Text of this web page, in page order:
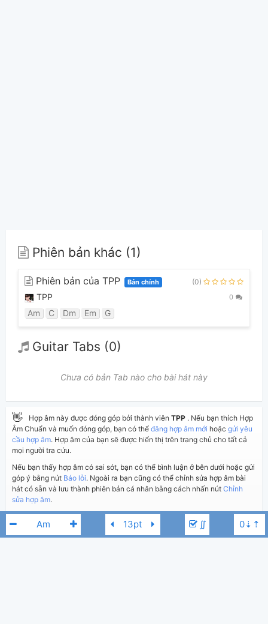
∬
Phiên bản khác (1)
Phiên bản của TPP Bản chính (0)
TPP 0
Am C Dm Em G
Guitar Tabs (0)
Chưa có bản Tab nào cho bài hát này
👋 Hợp âm này được đóng góp bởi thành viên TPP . Nếu bạn thích Hợp
Âm Chuẩn và muốn đóng góp, bạn có thể đăng hợp âm mới hoặc gửi yêu
cầu hợp âm. Hợp âm của bạn sẽ được hiển thị trên trang chủ cho tất cả
mọi người tra cứu.
Nếu bạn thấy hợp âm có sai sót, bạn có thể bình luận ở bên dưới hoặc gửi
góp ý bằng nút Báo lỗi. Ngoài ra bạn cũng có thể chỉnh sửa hợp âm bài
hát có sẵn và lưu thành phiên bản cá nhân bằng cách nhấn nút Chỉnh
sửa hợp âm.
Thêm vào Chia sẻ In ra giấy Quản lý